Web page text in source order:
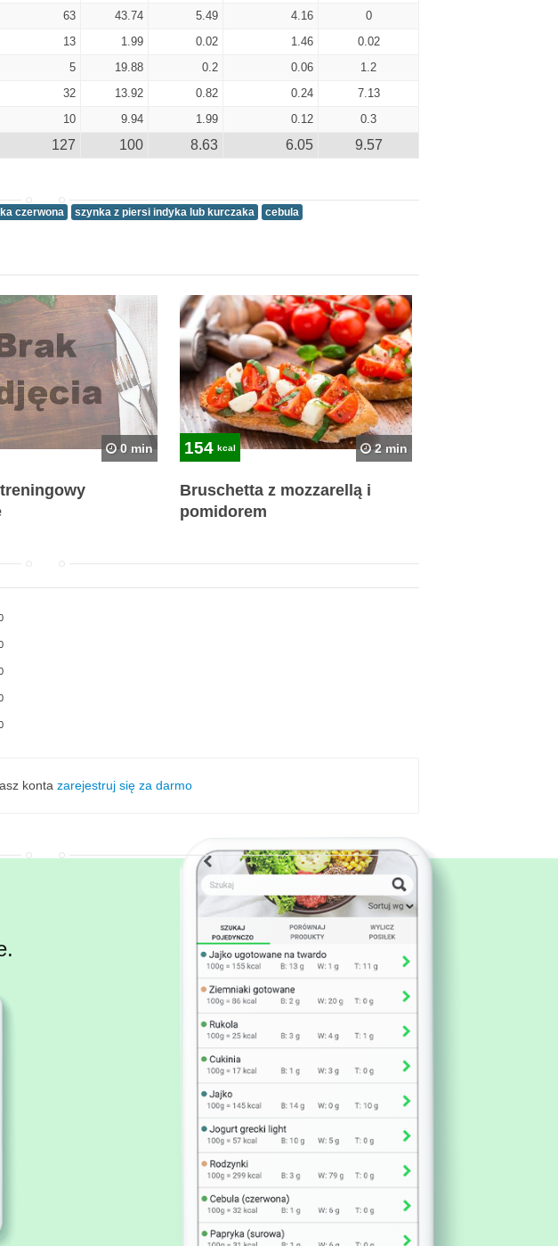
63 43.74 5.49 4.16
0
13 1.99 0.02 1.46
0.02
5 19.88 0.2 0.06
1.2
32 13.92 0.82 0.24
7.13
10 9.94 1.99 0.12 0.3
127 100 8.63 6.05 9.57
czerwona szynka z piersi indyka lub kurczaka cebula
0 min 154 kcal 2 min
Bruschetta z mozzarellą i
pomidorem
konta zarejestruj się za darmo